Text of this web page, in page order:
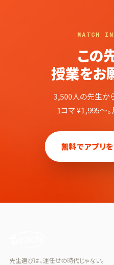
MATCH
この
授業をお
3,500人の先生か
1コマ ¥1,995〜。
無料でアプリ
先生選びは、運任せの時代じゃない。